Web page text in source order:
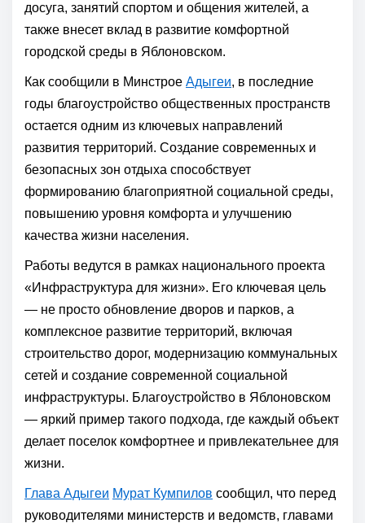
досуга, занятий спортом и общения жителей, а
также внесет вклад в развитие комфортной
городской среды в Яблоновском.
Как сообщили в Минстрое Адыгеи, в последние
годы благоустройство общественных пространств
остается одним из ключевых направлений
развития территорий. Создание современных и
безопасных зон отдыха способствует
формированию благоприятной социальной среды,
повышению уровня комфорта и улучшению
качества жизни населения.
Работы ведутся в рамках национального проекта
«Инфраструктура для жизни». Его ключевая цель
— не просто обновление дворов и парков, а
комплексное развитие территорий, включая
строительство дорог, модернизацию коммунальных
сетей и создание современной социальной
инфраструктуры. Благоустройство в Яблоновском
— яркий пример такого подхода, где каждый объект
делает поселок комфортнее и привлекательнее для
жизни.
Глава Адыгеи Мурат Кумпилов сообщил, что перед
руководителями министерств и ведомств, главами